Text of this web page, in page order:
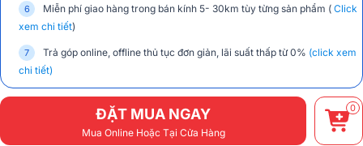
Miễn phí giao hàng trong bán kính 5- 30km tùy từng sản phẩm ( Click
xem chi tiết)
Trả góp online, offline thủ tục đơn giản, lãi suất thấp từ 0% (click xem
chi tiết)
ĐẶT MUA NGAY
Mua Online Hoặc Tại Cửa Hàng
0